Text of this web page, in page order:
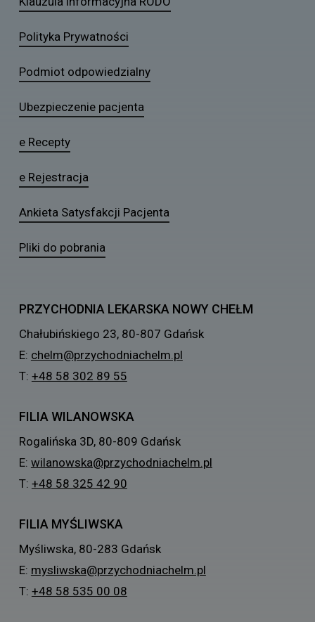
Polityka Prywatności
Podmiot odpowiedzialny
Ubezpieczenie pacjenta
e Recepty
e Rejestracja
Ankieta Satysfakcji Pacjenta
Pliki do pobrania
PRZYCHODNIA LEKARSKA NOWY CHEŁM
Chałubińskiego 23, 80-807 Gdańsk
E: chelm@przychodniachelm.pl
T: +48 58 302 89 55
FILIA WILANOWSKA
Rogalińska 3D, 80-809 Gdańsk
E: wilanowska@przychodniachelm.pl
T: +48 58 325 42 90
FILIA MYŚLIWSKA
Myśliwska, 80-283 Gdańsk
E: mysliwska@przychodniachelm.pl
T: +48 58 535 00 08